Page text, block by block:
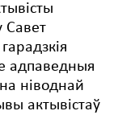
Савет
адпаведныя
ніводнай
актывістаў